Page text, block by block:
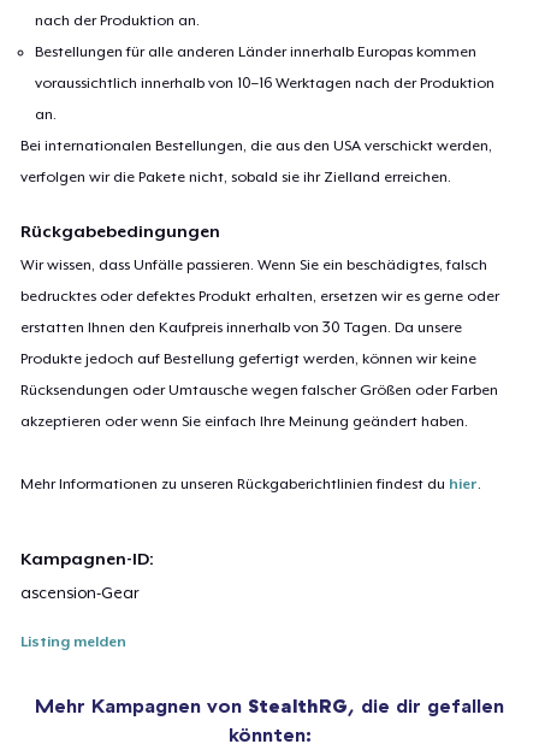
nach der Produktion an.
Bestellungen für alle anderen Länder innerhalb Europas kommen
voraussichtlich innerhalb von 10–16 Werktagen nach der Produktion
an.
Bei internationalen Bestellungen, die aus den USA verschickt werden,
verfolgen wir die Pakete nicht, sobald sie ihr Zielland erreichen.
Rückgabebedingungen
Wir wissen, dass Unfälle passieren. Wenn Sie ein beschädigtes, falsch
bedrucktes oder defektes Produkt erhalten, ersetzen wir es gerne oder
erstatten Ihnen den Kaufpreis innerhalb von 30 Tagen. Da unsere
Produkte jedoch auf Bestellung gefertigt werden, können wir keine
Rücksendungen oder Umtausche wegen falscher Größen oder Farben
akzeptieren oder wenn Sie einfach Ihre Meinung geändert haben.
Mehr Informationen zu unseren Rückgaberichtlinien findest du hier.
Kampagnen-ID:
ascension-Gear
Listing melden
Mehr Kampagnen von StealthRG, die dir gefallen
könnten: